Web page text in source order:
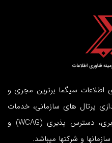
سیگما برترین مجری و
پرتال های سازمانی، خدمات
الکترونیکی امن، خدمات رایانش ابری، دسترس پذیری (WCAG) و
و شرکتها میباشد.